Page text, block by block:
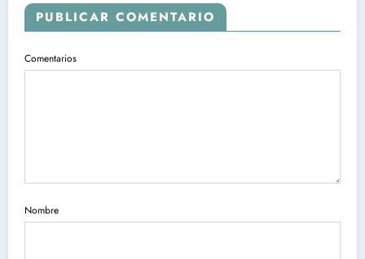
PUBLICAR COMENTARIO
Comentarios
Nombre